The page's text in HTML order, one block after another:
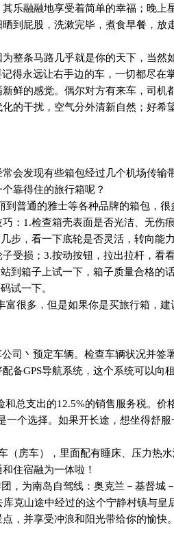
乐融融地享受着简单的幸福；晚上
到屁股，洗漱完毕，煮食早餐，放
整条马路几乎就是你的天下，当然
得永远让右手边的车，一切都尽在掌
鲜的感觉。偶尔对方有来车，司机
的干扰，空气分外清新自然；好希
会发现有些箱包经过几个机场传输
靠得住的旅行箱呢？
到普通的雅士等各种品牌的箱包，很
： 1.检查箱壳表面是否光洁、无伤
步，看一下底轮是否灵活，转向能
受损； 3.按动按钮，拉出拉杆，看
到箱子上试一下，箱子质量合格的
试一下。
很多，但是如果你是买旅行箱，建
司丶预定车辆。检查车辆状况并签
配备GPS导航系统，这个系统可以向
和总支出的12.5%的销售服务税。价
一个选择。如果开长途，想坐得舒服
（房车），里面配有睡床、压力热
住宿融为一体啦！
，为南岛自驾线：奥克兰－基督城
克山途中经过的这个宁静村镇与皇
，并享受冲浪和阳光带给你的愉快。